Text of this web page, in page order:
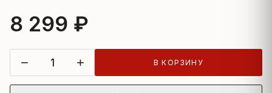
8 299 ₽
− + В КОРЗИНУ